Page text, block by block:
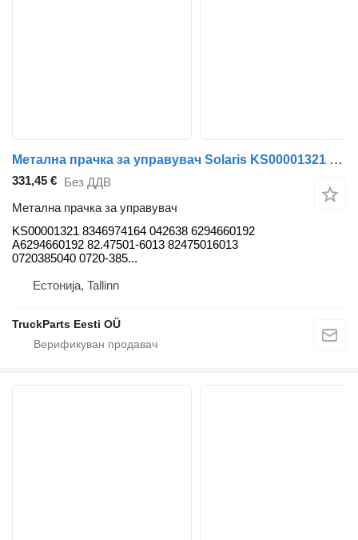
Метална прачка за управувач Solaris KS00001321 за автобус Solaris Urbino, Alpino, Vacanza (1999-)
331,45 € Без ДДВ
Метална прачка за управувач
KS00001321 8346974164 042638 6294660192
A6294660192 82.47501-6013 82475016013
0720385040 0720-385...
Естонија, Tallinn
TruckParts Eesti OÜ